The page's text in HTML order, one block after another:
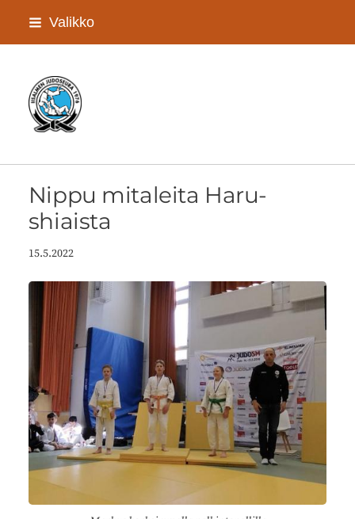
Siirry
Valikko
Iisalmen Judoseura ry
Nippu mitaleita Haru-
shiaista
15.5.2022